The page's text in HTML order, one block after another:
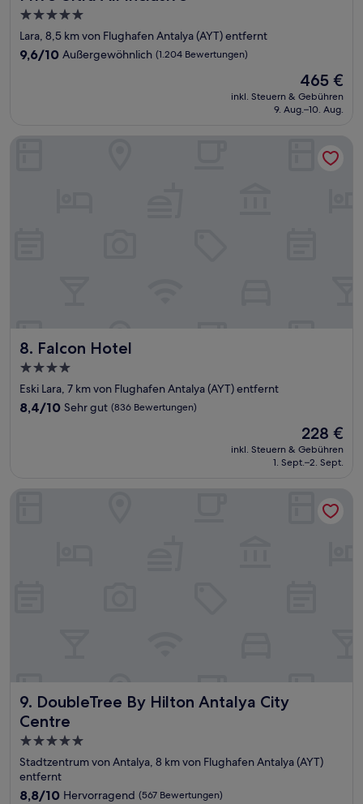
5.0-
Sterne-
Unterkunft
Lara, 8,5 km von Flughafen Antalya (AYT) entfernt
9.6
9,6/10 Außergewöhnlich (1.204 Bewertungen)
Der
Preis
beträgt
465 €
inkl. Steuern & Gebühren
9. Aug.–10. Aug.
8. Falcon Hotel
Falcon Hotel
4.0-
Sterne-
Unterkunft
Eski Lara, 7 km von Flughafen Antalya (AYT) entfernt
8.4
Bewertungen)
8,4/10 Sehr gut (836 Bewertungen)
Der
Preis
beträgt
228 €
inkl. Steuern & Gebühren
1. Sept.–2. Sept.
Falcon Hotel
9. DoubleTree By Hilton Antalya City
Centre
DoubleTree By Hilton Antalya City Centre
5.0-
Sterne-
Unterkunft
Stadtzentrum von Antalya, 8 km von Flughafen Antalya (AYT)
entfernt
8.8
8,8/10 Hervorragend (567 Bewertungen)